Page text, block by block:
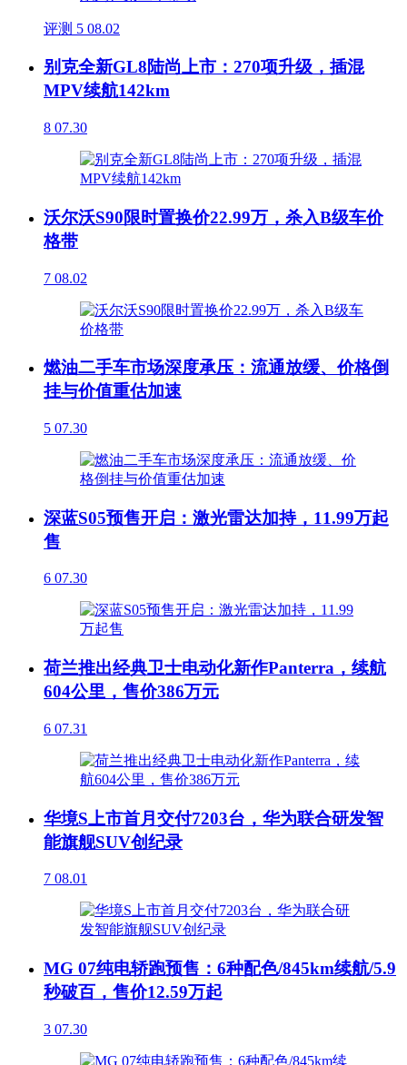
评测 5 08.02
别克全新GL8陆尚上市：270项升级，插混
MPV续航142km
8 07.30
沃尔沃S90限时置换价22.99万，杀入B级车价
格带
7 08.02
燃油二手车市场深度承压：流通放缓、价格倒
挂与价值重估加速
5 07.30
深蓝S05预售开启：激光雷达加持，11.99万起
售
6 07.30
荷兰推出经典卫士电动化新作Panterra，续航
604公里，售价386万元
6 07.31
华境S上市首月交付7203台，华为联合研发智
能旗舰SUV创纪录
7 08.01
MG 07纯电轿跑预售：6种配色/845km续航/5.9
秒破百，售价12.59万起
3 07.30